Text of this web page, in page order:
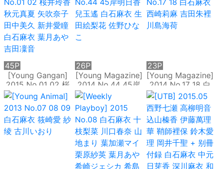
[Young Gangan]
2015 No.01 02 桜
井玲香 秋元真夏 矢
吹奈子 田中美久 新
井愛瞳 白石麻衣 葉
月あや 吉田凜音
45P
[Young Magazine]
2014 No.44 45岸
明日香 兒玉遙 白石
麻衣 生田絵梨花 佐
野ひなこ
26P
[Young Magazine]
2014 No.17 18 白
石麻衣 西崎莉麻 吉
田朱裡 川島海荷
23P